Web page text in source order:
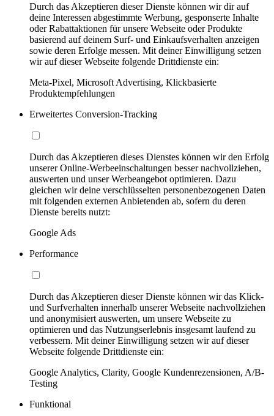
Durch das Akzeptieren dieser Dienste können wir dir auf
deine Interessen abgestimmte Werbung, gesponserte Inhalte
oder Rabattaktionen für unsere Webseite oder Produkte
basierend auf deinem Surf- und Einkaufsverhalten anzeigen
sowie deren Erfolge messen. Mit deiner Einwilligung setzen
wir auf dieser Webseite folgende Drittdienste ein:
Meta-Pixel, Microsoft Advertising, Klickbasierte
Produktempfehlungen
Erweitertes Conversion-Tracking
Durch das Akzeptieren dieses Dienstes können wir den Erfolg
unserer Online-Werbeeinschaltungen besser nachvollziehen,
auswerten und unser Werbeangebot optimieren. Dazu
gleichen wir deine verschlüsselten personenbezogenen Daten
mit folgenden externen Anbietenden ab, sofern du deren
Dienste bereits nutzt:
Google Ads
Performance
Durch das Akzeptieren dieser Dienste können wir das Klick-
und Surfverhalten innerhalb unserer Webseite nachvollziehen
und anonymisiert auswerten, um unsere Webseite zu
optimieren und das Nutzungserlebnis insgesamt laufend zu
verbessern. Mit deiner Einwilligung setzen wir auf dieser
Webseite folgende Drittdienste ein:
Google Analytics, Clarity, Google Kundenrezensionen, A/B-
Testing
Funktional